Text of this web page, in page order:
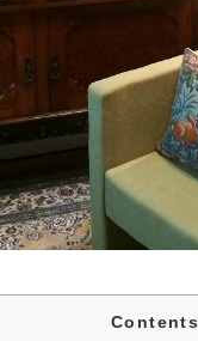
Contents